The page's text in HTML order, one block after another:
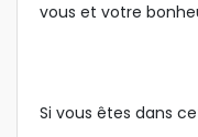
vous et votre
Si vous êtes dans